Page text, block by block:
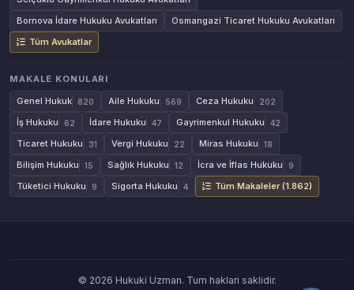
Bornova İdare Hukuku Avukatları
Osmangazi Ticaret Hukuku Avukatları
Tüm Avukatlar
MAKALE KONULARI
Genel Hukuk
820 Aile Hukuku 569 Ceza Hukuku 202
İş Hukuku 62 İdare Hukuku 47 Gayrimenkul Hukuku 42
Ticaret Hukuku 31 Vergi Hukuku 22 Miras Hukuku 18
Bilişim Hukuku 15 Sağlık Hukuku 12 İcra ve İflas Hukuku 9
Tüketici Hukuku 9 Sigorta Hukuku 4 Tüm Makaleler (1.862)
© 2026 Hukuki Uzman. Tum haklari saklidir.